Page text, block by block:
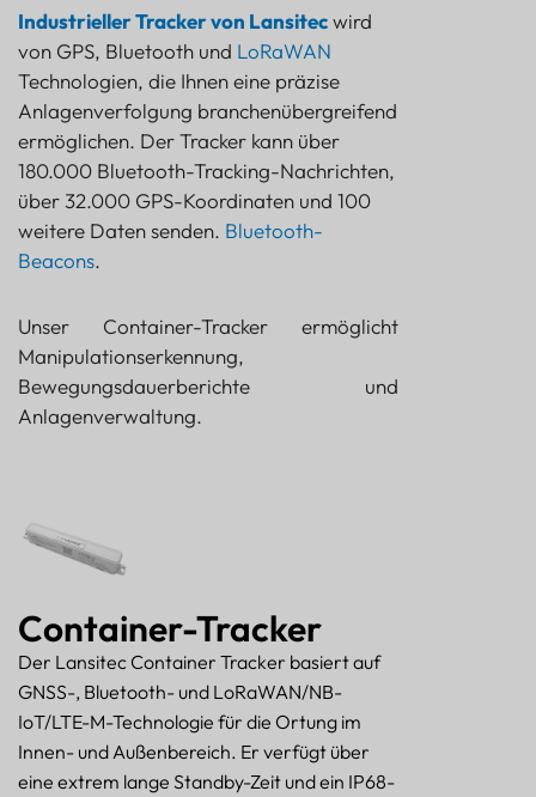
Industrieller Tracker von Lansitecwird
von GPS, Bluetooth und LoRaWAN
Technologien, die Ihnen eine präzise
Anlagenverfolgung branchenübergreifend
ermöglichen. Der Tracker kann über
180.000 Bluetooth-Tracking-Nachrichten,
über 32.000 GPS-Koordinaten und 100
weitere Daten senden. Bluetooth-
Beacons.
Unser Container-Tracker ermöglicht
Manipulationserkennung,
Bewegungsdauerberichte und
Anlagenverwaltung.
Container-Tracker
Der Lansitec Container Tracker basiert auf
GNSS-, Bluetooth- und LoRaWAN/NB-
IoT/LTE-M-Technologie für die Ortung im
Innen- und Außenbereich. Er verfügt über
eine extrem lange Standby-Zeit und ein IP68-